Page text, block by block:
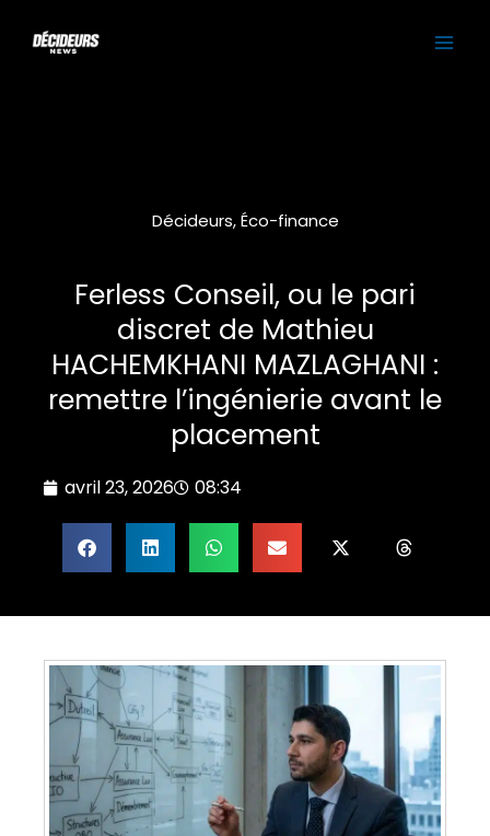
Décideurs,Éco-finance
Ferless Conseil, ou le pari
discret de Mathieu
HACHEMKHANI MAZLAGHANI :
remettre l’ingénierie avant le
placement
avril 23, 2026 08:34